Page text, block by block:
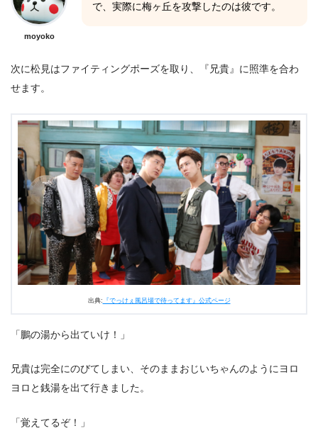
moyoko
で、実際に梅ヶ丘を攻撃したのは彼です。
次に松見はファイティングポーズを取り、『兄貴』に照準を合わ
せます。
出典: 『でっけぇ風呂場で待ってます』公式ページ
「鵬の湯から出ていけ！」
兄貴は完全にのびてしまい、そのままおじいちゃんのようにヨロ
ヨロと銭湯を出て行きました。
「覚えてるぞ！」